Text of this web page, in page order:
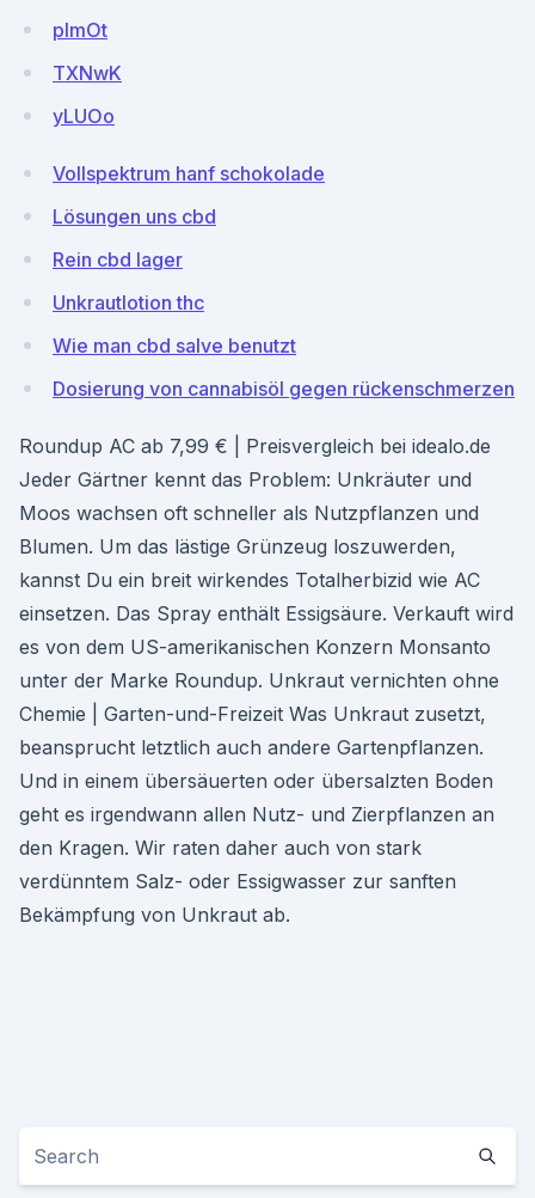
pImOt
TXNwK
yLUOo
Vollspektrum hanf schokolade
Lösungen uns cbd
Rein cbd lager
Unkrautlotion thc
Wie man cbd salve benutzt
Dosierung von cannabisöl gegen rückenschmerzen
Roundup AC ab 7,99 € | Preisvergleich bei idealo.de
Jeder Gärtner kennt das Problem: Unkräuter und
Moos wachsen oft schneller als Nutzpflanzen und
Blumen. Um das lästige Grünzeug loszuwerden,
kannst Du ein breit wirkendes Totalherbizid wie AC
einsetzen. Das Spray enthält Essigsäure. Verkauft wird
es von dem US-amerikanischen Konzern Monsanto
unter der Marke Roundup. Unkraut vernichten ohne
Chemie | Garten-und-Freizeit Was Unkraut zusetzt,
beansprucht letztlich auch andere Gartenpflanzen.
Und in einem übersäuerten oder übersalzten Boden
geht es irgendwann allen Nutz- und Zierpflanzen an
den Kragen. Wir raten daher auch von stark
verdünntem Salz- oder Essigwasser zur sanften
Bekämpfung von Unkraut ab.